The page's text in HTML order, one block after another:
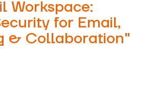
Workspace:
for Email,
& Collaboration"